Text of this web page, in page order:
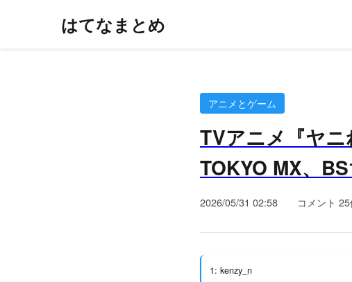
はてなまとめ
アニメとゲーム
TVアニメ『ヤ
TOKYO MX、
2026/05/31 02:58 コメント
1: kenzy_n